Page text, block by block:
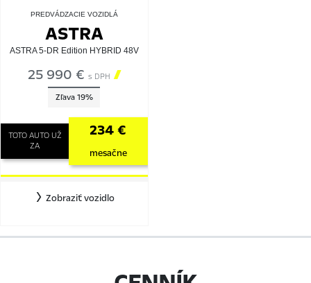
PREDVÁDZACIE VOZIDLÁ
ASTRA
ASTRA 5-DR Edition HYBRID 48V
25 990 € s DPH 
Zľava 19%
TOTO AUTO UŽ
ZA
234 €
mesačne
Zobraziť vozidlo